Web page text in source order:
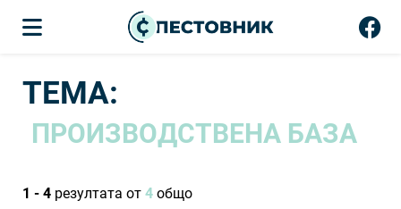
ТЕМА:
ПРОИЗВОДСТВЕНА БАЗА
1 - 4 резултата от 4 общо